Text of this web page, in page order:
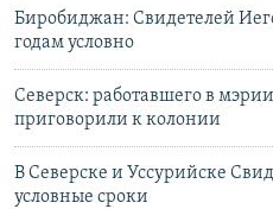
Биробиджан: Свидетелей
годам условно
Северск: работавшего в
приговорили к колонии
В Северске и Уссурийске
условные сроки